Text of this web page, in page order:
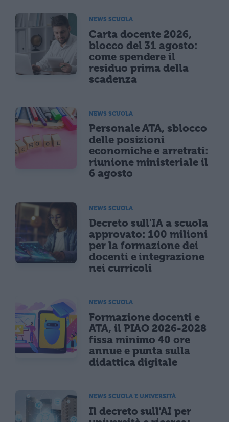
NEWS SCUOLA
Carta docente 2026,
blocco del 31 agosto:
come spendere il
residuo prima della
scadenza
NEWS SCUOLA
Personale ATA, sblocco
delle posizioni
economiche e arretrati:
riunione ministeriale il
6 agosto
NEWS SCUOLA
Decreto sull'IA a scuola
approvato: 100 milioni
per la formazione dei
docenti e integrazione
nei curricoli
NEWS SCUOLA
Formazione docenti e
ATA, il PIAO 2026-2028
fissa minimo 40 ore
annue e punta sulla
didattica digitale
NEWS SCUOLA E UNIVERSITÀ
Il decreto sull'AI per